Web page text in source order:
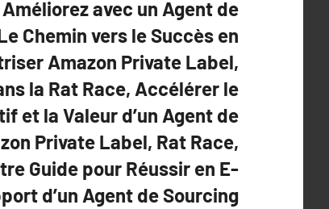
avec un Agent de
Chemin vers le Succès en
Amazon Private Label,
la Rat Race, Accélérer le
et la Valeur d’un Agent de
Private Label, Rat Race,
Guide pour Réussir en E-
d’un Agent de Sourcing